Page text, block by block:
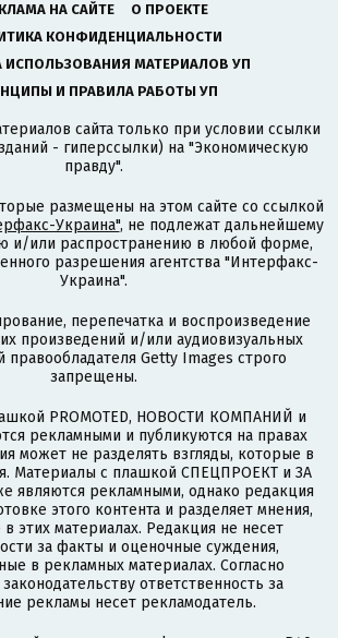
НА САЙТЕ
О ПРОЕКТЕ
КОНФИДЕНЦИАЛЬНОСТИ
ИСПОЛЬЗОВАНИЯ МАТЕРИАЛОВ УП
И ПРАВИЛА РАБОТЫ УП
сайта только при условии ссылки
- гиперссылки) на "Экономическую
правду".
размещены на этом сайте со ссылкой
Украина", не подлежат дальнейшему
и/или распространению в любой форме,
разрешения агентства "Интерфакс-
Украина".
перепечатка и воспроизведение
произведений и/или аудиовизуальных
правообладателя Getty Images строго
запрещены.
PROMOTED, НОВОСТИ КОМПАНИЙ и
рекламными и публикуются на правах
может не разделять взгляды, которые в
Материалы с плашкой СПЕЦПРОЕКТ и ЗА
являются рекламными, однако редакция
этого контента и разделяет мнения,
этих материалах. Редакция не несет
за факты и оценочные суждения,
в рекламных материалах. Согласно
ответственность за
рекламы несет рекламодатель.